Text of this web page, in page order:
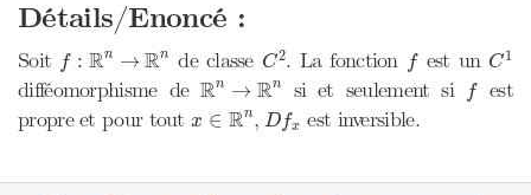
Détails/Enoncé :
Soit f : Rn → Rn
f: n→ Rn de classe C2
C2. La fonction fest un C1
C1
difféomorphisme deRn → Rn
Rn → Rn si et seulement si f
f
est
propre et pour toutx ∈ Rn
∈Rn ,Dfx
Df x est inversible.